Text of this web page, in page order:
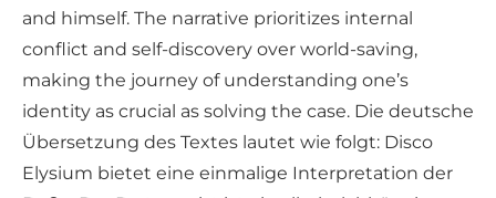
and himself. The narrative prioritizes internal
conflict and self-discovery over world-saving,
making the journey of understanding one’s
identity as crucial as solving the case. Die deutsche
Übersetzung des Textes lautet wie folgt: Disco
Elysium bietet eine einmalige Interpretation der